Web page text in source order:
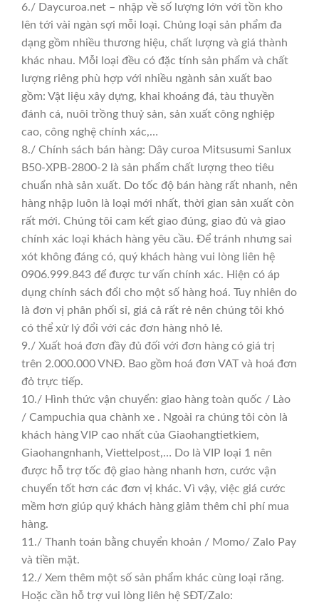
6./ Daycuroa.net – nhập về số lượng lớn với tồn kho
lên tới vài ngàn sợi mỗi loại. Chủng loại sản phẩm đa
dạng gồm nhiều thương hiệu, chất lượng và giá thành
khác nhau. Mỗi loại đều có đặc tính sản phẩm và chất
lượng riêng phù hợp với nhiều ngành sản xuất bao
gồm: Vật liệu xây dựng, khai khoáng đá, tàu thuyền
đánh cá, nuôi trồng thuỷ sản, sản xuất công nghiệp
cao, công nghệ chính xác,…
8./ Chính sách bán hàng: Dây curoa Mitsusumi Sanlux
B50-XPB-2800-2 là sản phẩm chất lượng theo tiêu
chuẩn nhà sản xuất. Do tốc độ bán hàng rất nhanh, nên
hàng nhập luôn là loại mới nhất, thời gian sản xuất còn
rất mới. Chúng tôi cam kết giao đúng, giao đủ và giao
chính xác loại khách hàng yêu cầu. Để tránh nhưng sai
xót không đáng có, quý khách hàng vui lòng liên hệ
0906.999.843 để được tư vấn chính xác. Hiện có áp
dụng chính sách đổi cho một số hàng hoá. Tuy nhiên do
là đơn vị phân phối sỉ, giá cả rất rẻ nên chúng tôi khó
có thể xử lý đổi với các đơn hàng nhỏ lẻ.
9./ Xuất hoá đơn đầy đủ đối với đơn hàng có giá trị
trên 2.000.000 VNĐ. Bao gồm hoá đơn VAT và hoá đơn
đỏ trực tiếp.
10./ Hình thức vận chuyển: giao hàng toàn quốc / Lào
/ Campuchia qua chành xe . Ngoài ra chúng tôi còn là
khách hàng VIP cao nhất của Giaohangtietkiem,
Giaohangnhanh, Viettelpost,… Do là VIP loại 1 nên
được hỗ trợ tốc độ giao hàng nhanh hơn, cước vận
chuyển tốt hơn các đơn vị khác. Vì vậy, việc giá cước
mềm hơn giúp quý khách hàng giảm thêm chi phí mua
hàng.
11./ Thanh toán bằng chuyển khoản / Momo/ Zalo Pay
và tiền mặt.
12./ Xem thêm một số sản phẩm khác cùng loại răng.
Hoặc cần hỗ trợ vui lòng liên hệ SĐT/Zalo: